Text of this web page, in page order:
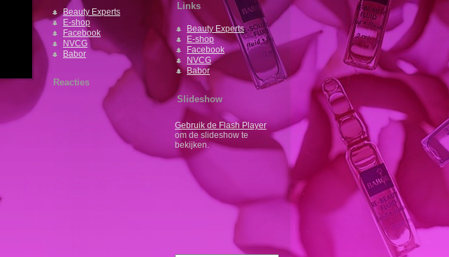
Beauty Experts
E-shop
Facebook
NVCG
Babor
Reacties
Links
Beauty Experts
E-shop
Facebook
NVCG
Babor
Slideshow
Gebruik de Flash Player
om de slideshow te
bekijken.